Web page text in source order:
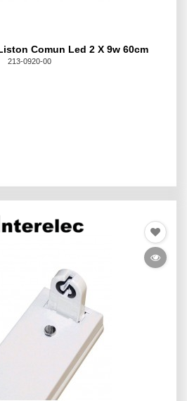
Comun Led 2 X 9w 60cm
213-0920-00